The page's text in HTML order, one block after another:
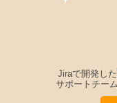
Jiraで開発し
サポートチー